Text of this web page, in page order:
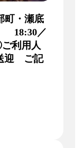
町・瀬底
18:30／
利用人
迎 ご記